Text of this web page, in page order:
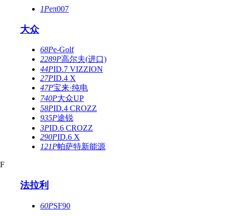
1Peπ007
大众
68Pe-Golf
2289P高尔夫(进口)
44PID.7 VIZZION
27PID.4 X
47P宝来·纯电
740P大众UP
58PID.4 CROZZ
935P途锐
3PID.6 CROZZ
290PID.6 X
121P帕萨特新能源
F
法拉利
60PSF90